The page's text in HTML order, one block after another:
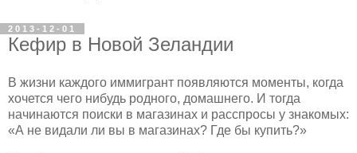
2013-12-01
Кефир в Новой Зеландии
В жизни каждого иммигрант появляются моменты, когда
хочется чего нибудь родного, домашнего. И тогда
начинаются поиски в магазинах и расспросы у знакомых:
«А не видали ли вы в магазинах? Где бы купить?»